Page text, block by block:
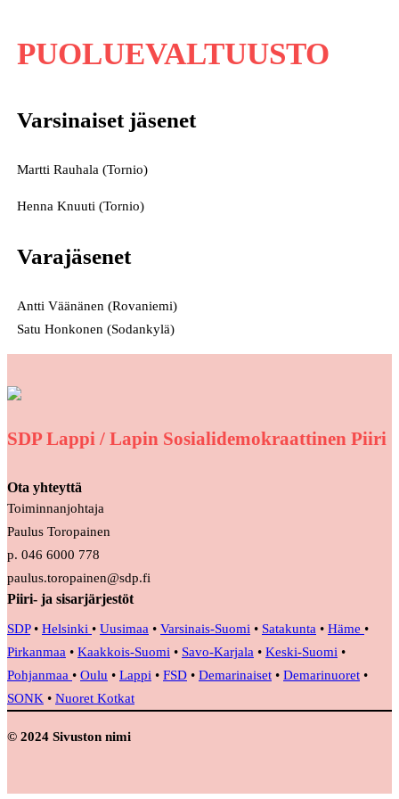
PUOLUEVALTUUSTO
Varsinaiset jäsenet
Martti Rauhala (Tornio)
Henna Knuuti (Tornio)
Varajäsenet
Antti Väänänen (Rovaniemi)
Satu Honkonen (Sodankylä)
SDP Lappi / Lapin Sosialidemokraattinen Piiri
Ota yhteyttä
Toiminnanjohtaja
Paulus Toropainen
p. 046 6000 778
paulus.toropainen@sdp.fi
Piiri- ja sisarjärjestöt
SDP• Helsinki • Uusimaa • Varsinais-Suomi • Satakunta • Häme •
Pirkanmaa • Kaakkois-Suomi • Savo-Karjala • Keski-Suomi •
Pohjanmaa • Oulu • Lappi • FSD • Demarinaiset • Demarinuoret •
SONK • Nuoret Kotkat
© 2024 Sivuston nimi